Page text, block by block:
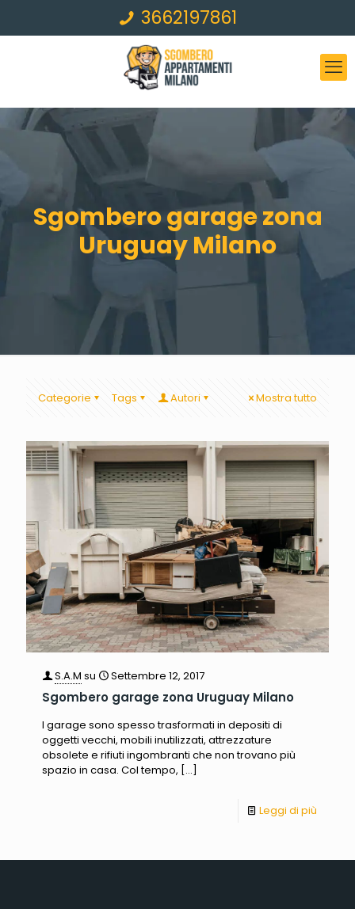
3662197861
Sgombero garage zona
Uruguay Milano
Categorie Tags Autori Mostra tutto
S.A.M su Settembre 12, 2017
Sgombero garage zona Uruguay Milano
I garage sono spesso trasformati in depositi di
oggetti vecchi, mobili inutilizzati, attrezzature
obsolete e rifiuti ingombranti che non trovano più
spazio in casa. Col tempo, […]
Leggi di più